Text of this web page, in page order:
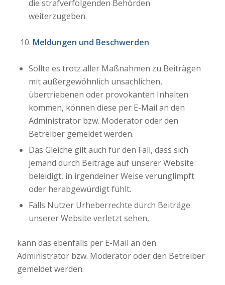
die strafverfolgenden Behörden
weiterzugeben.
Meldungen und Beschwerden
Sollte es trotz aller Maßnahmen zu Beiträgen
mit außergewöhnlich unsachlichen,
übertriebenen oder provokanten Inhalten
kommen, können diese per E-Mail an den
Administrator bzw. Moderator oder den
Betreiber gemeldet werden.
Das Gleiche gilt auch für den Fall, dass sich
jemand durch Beiträge auf unserer Website
beleidigt, in irgendeiner Weise verunglimpft
oder herabgewürdigt fühlt.
Falls Nutzer Urheberrechte durch Beiträge
unserer Website verletzt sehen,
kann das ebenfalls per E-Mail an den
Administrator bzw. Moderator oder den Betreiber
gemeldet werden.